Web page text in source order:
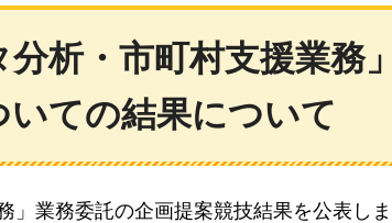
分析・市町村支援業務
ての結果について
」業務委託の企画提案競技結果を公表しま